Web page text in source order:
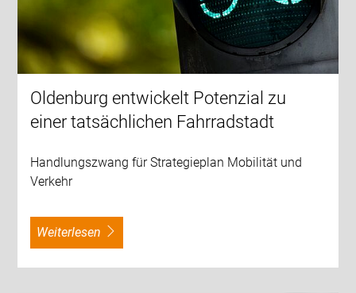
Oldenburg entwickelt Potenzial zu
einer tatsächlichen Fahrradstadt
Handlungszwang für Strategieplan Mobilität und
Verkehr
weiterlesen